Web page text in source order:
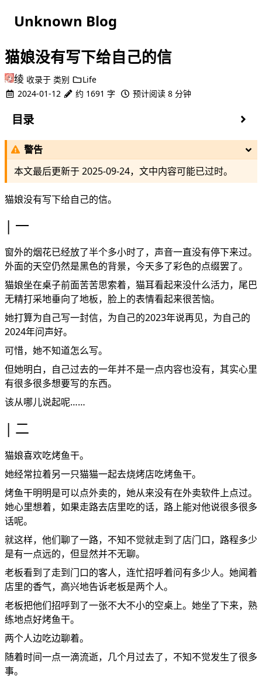
Unknown Blog
猫娘没有写下给自己的信
绫 收录于 类别
Life
2024-01-12
约 1691 字 预计阅读 8 分钟
目录
一
二
三
四
五
警告
本文最后更新于2025-09-24，文中内容可能已过时。
猫娘没有写下给自己的信。
一
窗外的烟花已经放了半个多小时了，声音一直没有停下来过。
外面的天空仍然是黑色的背景，今天多了彩色的点缀罢了。
猫娘坐在桌子前面苦苦思索着，猫耳看起来没什么活力，尾巴
无精打采地垂向了地板，脸上的表情看起来很苦恼。
她打算为自己写一封信，为自己的2023年说再见，为自己的
2024年问声好。
可惜，她不知道怎么写。
但她明白，自己过去的一年并不是一点内容也没有，其实心里
有很多很多想要写的东西。
该从哪儿说起呢……
二
猫娘喜欢吃烤鱼干。
她经常拉着另一只猫猫一起去烧烤店吃烤鱼干。
烤鱼干明明是可以点外卖的，她从来没有在外卖软件上点过。
她心里想着，如果走路去店里吃的话，路上能对他说很多很多
话呢。
就这样，他们聊了一路，不知不觉就走到了店门口，路程多少
是有一点远的，但显然并不无聊。
老板看到了走到门口的客人，连忙招呼着问有多少人。她闻着
店里的香气，高兴地告诉老板是两个人。
老板把他们招呼到了一张不大不小的空桌上。她坐了下来，熟
练地点好烤鱼干。
两个人边吃边聊着。
随着时间一点一滴流逝，几个月过去了，不知不觉发生了很多
事。